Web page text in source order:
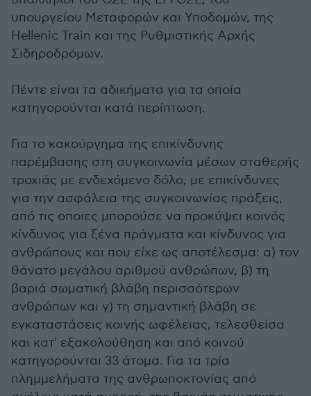
υπουργείου Μεταφορών και Υποδομών, της
Hellenic Train και της Ρυθμιστικής Αρχής
Σιδηροδρόμων.
Πέντε είναι τα αδικήματα για τα οποία
κατηγορούνται κατά περίπτωση.
Για το κακούργημα της επικίνδυνης
παρέμβασης στη συγκοινωνία μέσων σταθερής
τροχιάς με ενδεχόμενο δόλο, με επικίνδυνες
για την ασφάλεια της συγκοινωνίας πράξεις,
από τις οποιες μπορούσε να προκύψει κοινός
κίνδυνος για ξένα πράγματα και κίνδυνος για
ανθρώπους και που είχε ως αποτέλεσμα: α) τον
θάνατο μεγάλου αριθμού ανθρώπων, β) τη
βαριά σωματική βλάβη περισσότερων
ανθρώπων και γ) τη σημαντική βλάβη σε
εγκαταστάσεις κοινής ωφέλειας, τελεσθείσα
και κατ' εξακολούθηση και από κοινού
κατηγορούνται 33 άτομα. Για τα τρία
πλημμελήματα της ανθρωποκτονίας από